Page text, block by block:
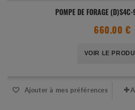
POMPE DE FORAGE
660.00 €
VOIR LE
Ajouter à mes préférences